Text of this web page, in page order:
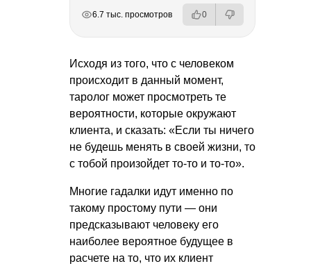
6.7 тыс. просмотров 0
Исходя из того, что с человеком
происходит в данный момент,
таролог может просмотреть те
вероятности, которые окружают
клиента, и сказать: «Если ты ничего
не будешь менять в своей жизни, то
с тобой произойдет то-то и то-то».
Многие гадалки идут именно по
такому простому пути — они
предсказывают человеку его
наиболее вероятное будущее в
расчете на то, что их клиент